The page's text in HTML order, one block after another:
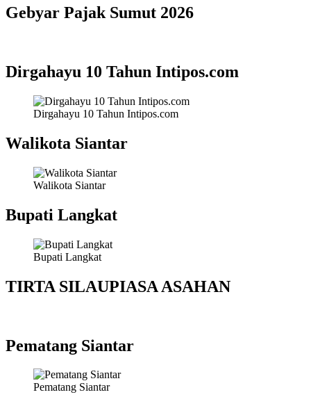
Gebyar Pajak Sumut 2026
Dirgahayu 10 Tahun Intipos.com
Dirgahayu 10 Tahun Intipos.com
Walikota Siantar
Walikota Siantar
Bupati Langkat
Bupati Langkat
TIRTA SILAUPIASA ASAHAN
Pematang Siantar
Pematang Siantar